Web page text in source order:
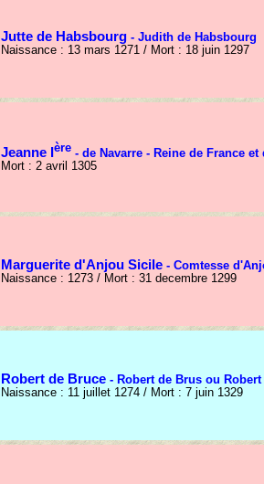
Jutte de Habsbourg - Judith de Habsbourg
Naissance : 13 mars 1271 / Mort : 18 juin 1297
Jeanne Ière - de Navarre - Reine de France et
Mort : 2 avril 1305
Marguerite d'Anjou Sicile - Comtesse
Naissance : 1273 / Mort : 31 decembre 1299
Robert de Bruce - Robert de Brus ou
Naissance : 11 juillet 1274 / Mort : 7 juin 1329